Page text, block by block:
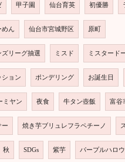
甲子園 仙台育英 初優勝
めん 仙台市宮城野区 原町
リーグ抽選 ミスド ミスタード
ション ポンデリング お誕生日
ミヤン 夜食 牛タン壺飯 富谷
ー 焼き芋ブリュレフラペチーノ
秋 SDGs 紫芋 パープルハロ